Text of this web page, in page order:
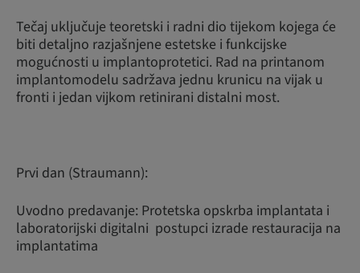
Tečaj uključuje teoretski i radni dio tijekom kojega će
biti detaljno razjašnjene estetske i funkcijske
mogućnosti u implantoprotetici. Rad na printanom
implantomodelu sadržava jednu krunicu na vijak u
fronti i jedan vijkom retinirani distalni most.
Prvi dan (Straumann):
Uvodno predavanje: Protetska opskrba implantata i
laboratorijski digitalni postupci izrade restauracija na
implantatima